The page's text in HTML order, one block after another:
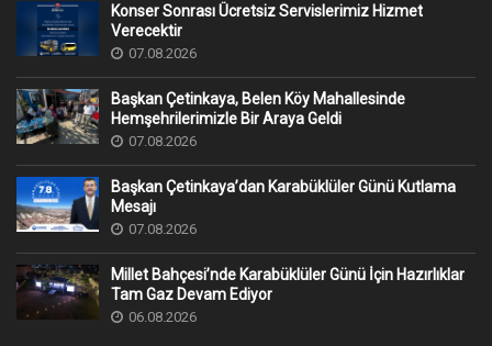
Konser Sonrası Ücretsiz Servislerimiz Hizmet
Verecektir
07.08.2026
Başkan Çetinkaya, Belen Köy Mahallesinde
Hemşehrilerimizle Bir Araya Geldi
07.08.2026
Başkan Çetinkaya’dan Karabüklüler Günü Kutlama
Mesajı
07.08.2026
Millet Bahçesi’nde Karabüklüler Günü İçin Hazırlıklar
Tam Gaz Devam Ediyor
06.08.2026